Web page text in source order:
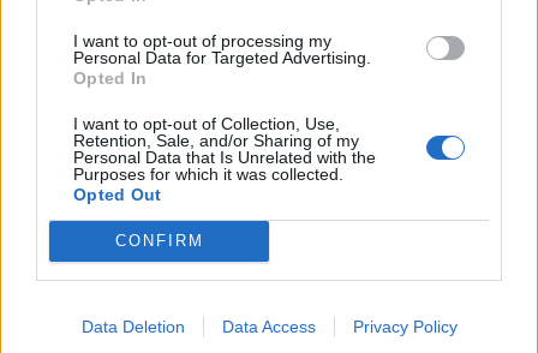
I want to opt-out of processing my
Personal Data for Targeted Advertising.
Opted In
I want to opt-out of Collection, Use,
Retention, Sale, and/or Sharing of my
Personal Data that Is Unrelated with the
Purposes for which it was collected.
Opted Out
CONFIRM
Data Deletion Data Access Privacy Policy
Σχετικά Άρθρα